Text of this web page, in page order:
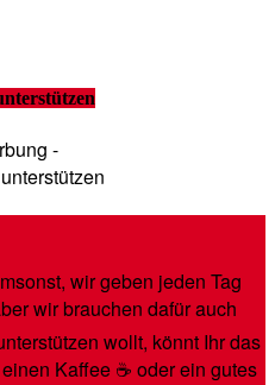
-
wir geben jeden Tag
wir brauchen dafür auch
wollt, könnt Ihr das
Kaffee ☕️ oder ein gutes